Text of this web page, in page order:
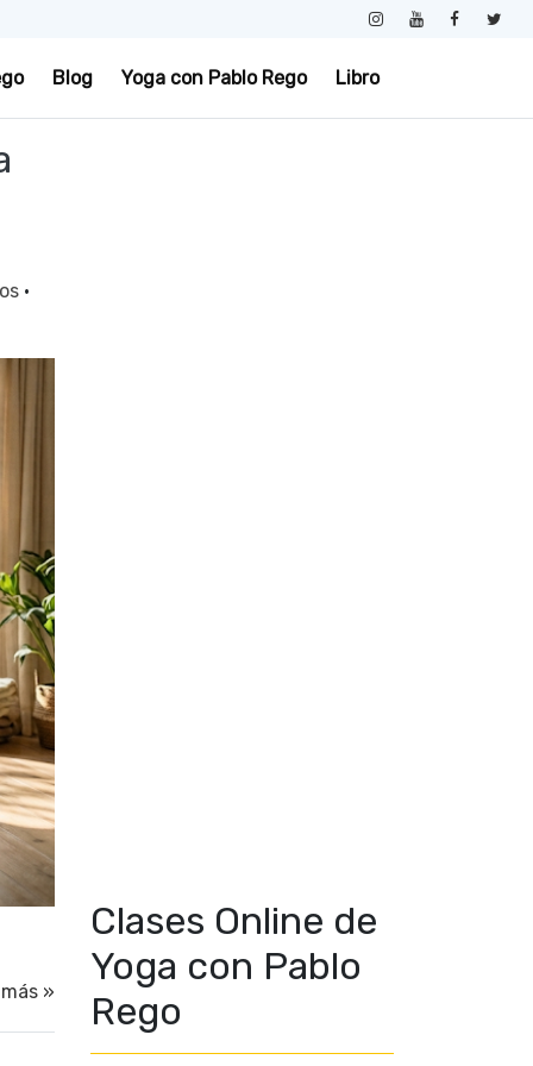
Blog Yoga con Pablo Rego Libro
·
»
Clases Online de
Yoga con Pablo
Rego